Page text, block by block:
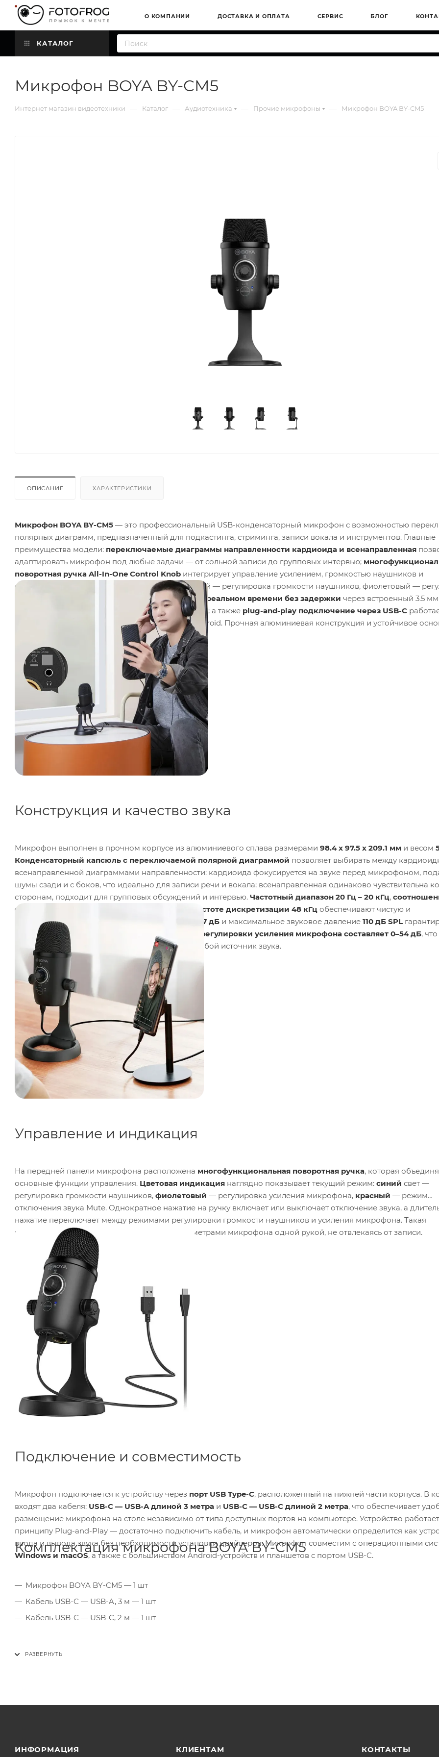
О КОМПАНИИ ДОСТАВКА И ОПЛАТА СЕРВИС БЛОГ
КАТАЛОГ
Микрофон BOYA BY-CM5
Интернет магазин видеотехники — Каталог — Аудиотехника — Прочие микрофоны — Микрофон BOYA BY-CM5
ОПИСАНИЕ ХАРАКТЕРИСТИКИ
Микрофон BOYA BY-CM5 — это профессиональный USB-конденсаторный микрофон с возможностью
полярных диаграмм, предназначенный для подкастинга, стриминга, записи вокала и инструментов. Главные
преимущества модели: переключаемые диаграммы направленности кардиоида и всенаправленная
адаптировать микрофон под любые задачи — от сольной записи до групповых интервью;
поворотная ручка All-In-One Control Knob интегрирует управление усилением, громкостью наушников и
отключением звука с цветовой индикацией: синий — регулировка громкости наушников, фиолетовый —
мониторинг в реальном времени без задержки через встроенный 3.5
для наушников позволяет контролировать запись; а также plug-and-play подключение через USB-C
компьютерами Windows, Mac и устройствами Android. Прочная алюминиевая конструкция и устойчивое
обеспечивают надежную фиксацию на столе.
Конструкция и качество звука
Микрофон выполнен в прочном корпусе из алюминиевого сплава размерами 98.4 x 97.5 x 209.1 мм и весом
Конденсаторный капсюль с переключаемой полярной диаграммой позволяет выбирать между
всенаправленной диаграммами направленности: кардиоида фокусируется на звуке перед микрофоном,
шумы сзади и с боков, что идеально для записи речи и вокала; всенаправленная одинаково чувствительна
сторонам, подходит для групповых обсуждений и интервью. Частотный диапазон 20 Гц – 20 кГц,
сигнал/шум 82 дБ
разрядность 24 бит при частоте дискретизации 48 кГц обеспечивают чистую и
детализированную запись.
Чувствительность -37 дБ и максимальное звуковое давление 110 дБ SPL
качественную запись без искажений. Диапазон регулировки усиления микрофона составляет 0–54 дБ, что
позволяет адаптировать уровень сигнала под любой источник звука.
Управление и индикация
На передней панели микрофона расположена многофункциональная поворотная ручка, которая
основные функции управления. Цветовая индикация наглядно показывает текущий режим: синий свет —
регулировка громкости наушников, фиолетовый — регулировка усиления микрофона, красный — режим
отключения звука Mute. Однократное нажатие на ручку включает или выключает отключение звука, а
нажатие переключает между режимами регулировки громкости наушников и усиления микрофона. Такая
конструкция позволяет управлять всеми параметрами микрофона одной рукой, не отвлекаясь от записи.
Подключение и совместимость
Микрофон подключается к устройству через порт USB Type-C, расположенный на нижней части корпуса. В
входят два кабеля: USB-C — USB-A длиной 3 метра и USB-C — USB-C длиной 2 метра, что обеспечивает
размещение микрофона на столе независимо от типа доступных портов на компьютере. Устройство
принципу Plug-and-Play — достаточно подключить кабель, и микрофон автоматически определится как
ввода и вывода звука без необходимости установки драйверов. Микрофон совместим с операционными
Windows и macOS, а также с большинством Android-устройств и планшетов с портом USB-C.
Комплектация микрофона BOYA BY-CM5
Микрофон BOYA BY-CM5 — 1 шт
Кабель USB-C — USB-A, 3 м — 1 шт
Кабель USB-C — USB-C, 2 м — 1 шт
ИНФОРМАЦИЯ КЛИЕНТАМ КОНТАКТЫ